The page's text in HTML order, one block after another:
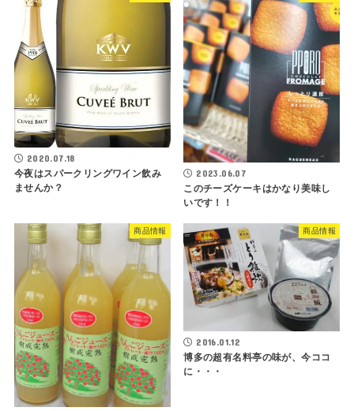
2020.07.18
今夜はスパークリングワイン飲み
ませんか？
2023.06.07
このチーズケーキはかなり美味し
いです！！
商品情報 商品情報
2016.01.12
博多の超有名料亭の味が、今ココ
に・・・